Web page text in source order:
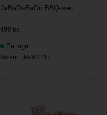
JaBaDaBaDo BBQ-sæt
499 kr.
På lager
Varenr.:JA-W7217